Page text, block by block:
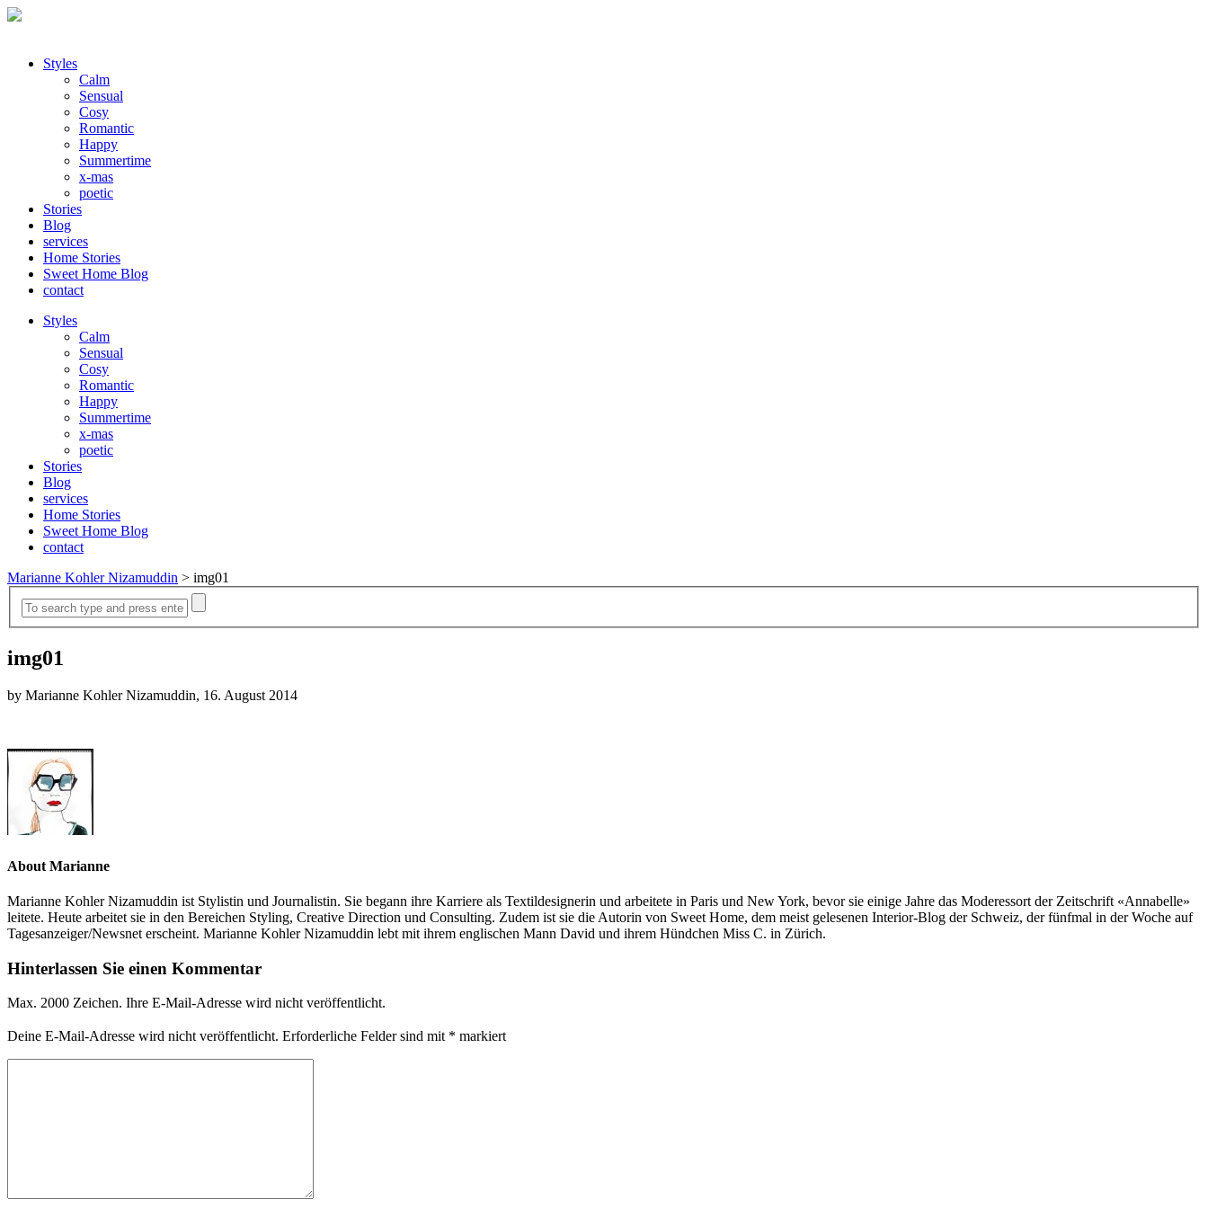
Styles
Calm
Sensual
Cosy
Romantic
Happy
Summertime
x-mas
poetic
Stories
Blog
services
Home Stories
Sweet Home Blog
contact
Styles
Calm
Sensual
Cosy
Romantic
Happy
Summertime
x-mas
poetic
Stories
Blog
services
Home Stories
Sweet Home Blog
contact
Marianne Kohler Nizamuddin > img01
img01
by Marianne Kohler Nizamuddin, 16. August 2014
About Marianne
Marianne Kohler Nizamuddin ist Stylistin und Journalistin. Sie begann ihre Karriere als Textildesignerin und arbeitete in Paris und New York, bevor sie einige Jahre das Moderessort der Zeitschrift «Annabelle»
leitete. Heute arbeitet sie in den Bereichen Styling, Creative Direction und Consulting. Zudem ist sie die Autorin von Sweet Home, dem meist gelesenen Interior-Blog der Schweiz, der fünfmal in der Woche auf
Tagesanzeiger/Newsnet erscheint. Marianne Kohler Nizamuddin lebt mit ihrem englischen Mann David und ihrem Hündchen Miss C. in Zürich.
Hinterlassen Sie einen Kommentar
Max. 2000 Zeichen. Ihre E-Mail-Adresse wird nicht veröffentlicht.
Deine E-Mail-Adresse wird nicht veröffentlicht. Erforderliche Felder sind mit * markiert